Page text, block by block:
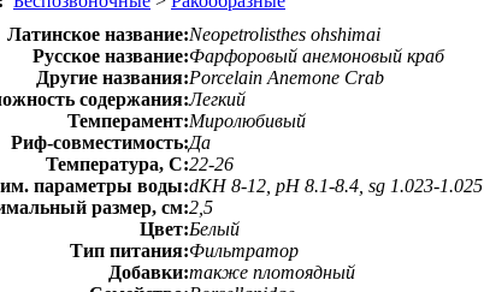
Латинское название:Neopetrolisthes ohshimai
Русское название:Фарфоровый анемоновый краб
Другие названия:Porcelain Anemone Crab
содержания:Легкий
Темперамент:Миролюбивый
Риф-совместимость:Да
Температура, С:22-26
параметры воды:dKH 8-12, pH 8.1-8.4, sg 1.023-1.025
размер, см:2,5
Цвет:Белый
Тип питания:Фильтратор
Добавки:также плотоядный